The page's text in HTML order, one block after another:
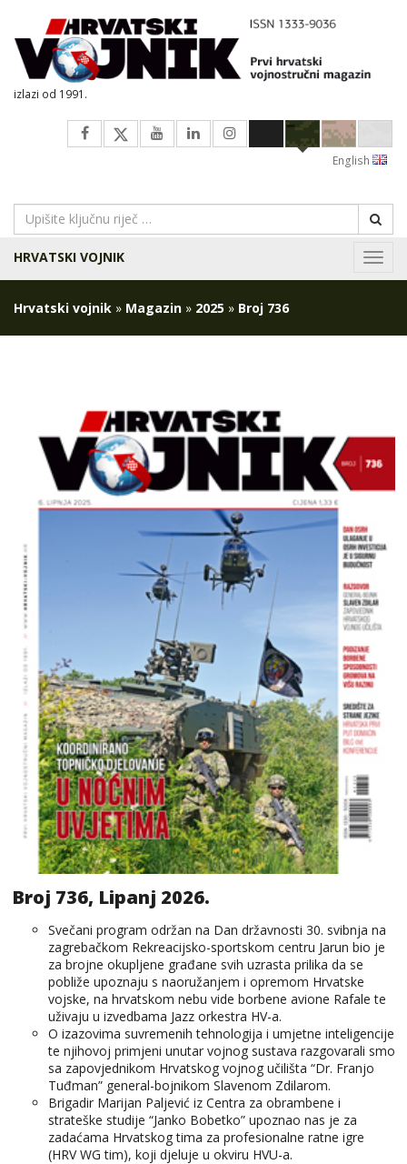
izlazi od 1991.
English
HRVATSKI VOJNIK
Hrvatski vojnik » Magazin » 2025 » Broj 736
Broj 736, Lipanj 2026.
Svečani program održan na Dan državnosti 30. svibnja na
zagrebačkom Rekreacijsko-sportskom centru Jarun bio je
za brojne okupljene građane svih uzrasta prilika da se
pobliže upoznaju s naoružanjem i opremom Hrvatske
vojske, na hrvatskom nebu vide borbene avione Rafale te
uživaju u izvedbama Jazz orkestra HV-a.
O izazovima suvremenih tehnologija i umjetne inteligencije
te njihovoj primjeni unutar vojnog sustava razgovarali smo
sa zapovjednikom Hrvatskog vojnog učilišta “Dr. Franjo
Tuđman” general-bojnikom Slavenom Zdilarom.
Brigadir Marijan Paljević iz Centra za obrambene i
strateške studije “Janko Bobetko” upoznao nas je za
zadaćama Hrvatskog tima za profesionalne ratne igre
(HRV WG tim), koji djeluje u okviru HVU-a.